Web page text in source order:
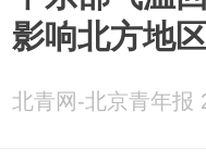
影响北方地
北青网-北京青年报